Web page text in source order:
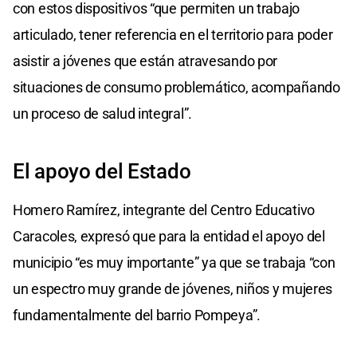
con estos dispositivos “que permiten un trabajo
articulado, tener referencia en el territorio para poder
asistir a jóvenes que están atravesando por
situaciones de consumo problemático, acompañando
un proceso de salud integral”.
El apoyo del Estado
Homero Ramírez, integrante del Centro Educativo
Caracoles, expresó que para la entidad el apoyo del
municipio “es muy importante” ya que se trabaja “con
un espectro muy grande de jóvenes, niños y mujeres
fundamentalmente del barrio Pompeya”.